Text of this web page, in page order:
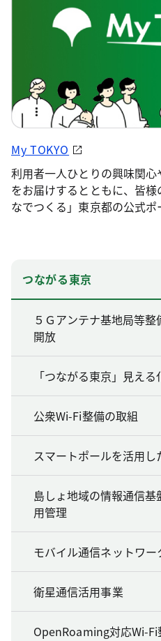
My TOKYO
利用者一人ひとりの興味関
をお届けするとともに、皆
なでつくる」東京都の公式ポ
つながる東京
５Ｇアンテナ基地局等
開放
「つながる東京」見え
公衆Wi-Fi整備の取組
スマートポールを活用し
島しょ地域の情報通信
用管理
モバイル通信ネットワー
衛星通信活用事業
OpenRoaming対応Wi-